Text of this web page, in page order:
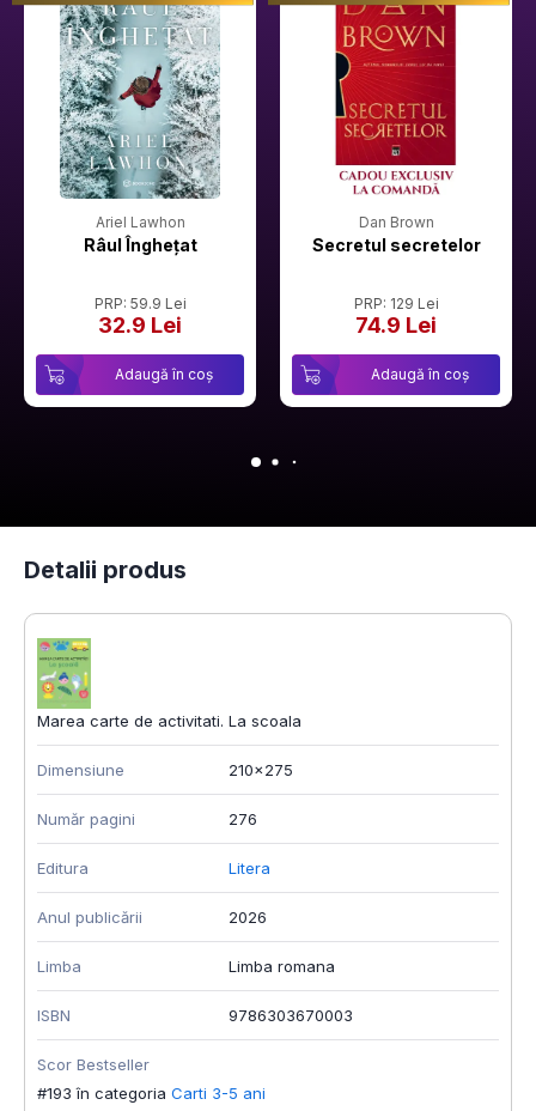
Ariel Lawhon
Râul Înghețat
PRP: 59.9 Lei
32.9 Lei
Adaugă în coș
Dan Brown
Secretul secretelor
PRP: 129 Lei
74.9 Lei
Adaugă în coș
Detalii produs
Marea carte de activitati. La scoala
Dimensiune 210x275
Număr pagini 276
Editura Litera
Anul publicării 2026
Limba Limba romana
ISBN 9786303670003
Scor Bestseller
#193 în categoria Carti 3-5 ani